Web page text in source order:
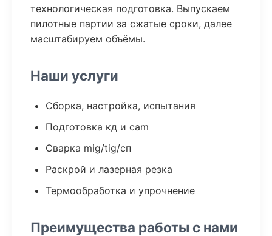
технологическая подготовка. Выпускаем
пилотные партии за сжатые сроки, далее
масштабируем объёмы.
Наши услуги
Сборка, настройка, испытания
Подготовка кд и cam
Сварка mig/tig/сп
Раскрой и лазерная резка
Термообработка и упрочнение
Преимущества работы с нами